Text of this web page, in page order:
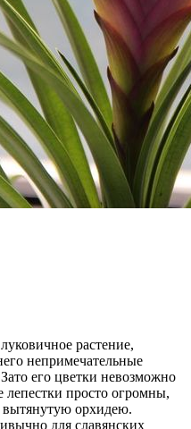
растение,
непримечательные
его цветки невозможно
лепестки просто огромны,
орхидею.
для славянских